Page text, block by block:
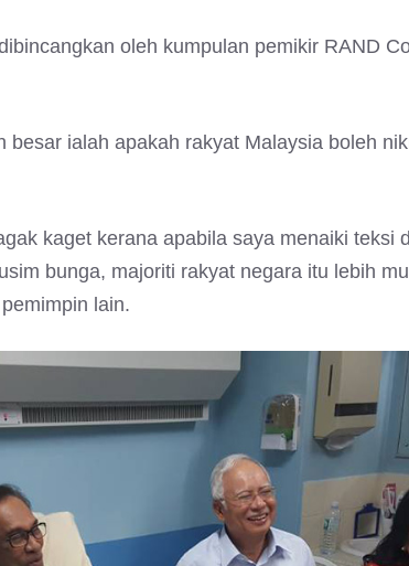
oleh kumpulan pemikir RAND
besar ialah apakah rakyat Malaysia boleh
kaget kerana apabila saya menaiki teksi
bunga, majoriti rakyat negara itu lebih
lain.